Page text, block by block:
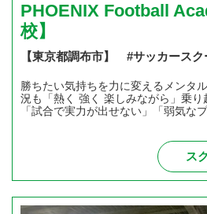
PHOENIX Football
校】
【東京都調布市】 #サッカースク
勝ちたい気持ちを力に変えるメンタ
況も「熱く 強く 楽しみながら」乗
「試合で実力が出せない」「弱気な
ス